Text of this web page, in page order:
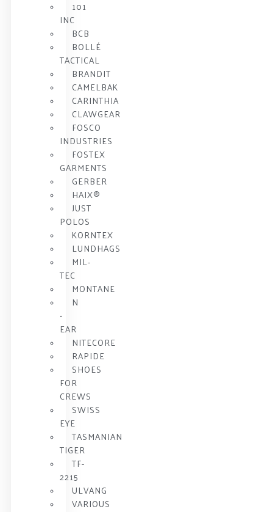
101
INC
BCB
BOLLÉ
TACTICAL
BRANDIT
CAMELBAK
CARINTHIA
CLAWGEAR
FOSCO
INDUSTRIES
FOSTEX
GARMENTS
GERBER
HAIX®
JUST
POLOS
KORNTEX
LUNDHAGS
MIL-
TEC
MONTANE
N
•
EAR
NITECORE
RAPIDE
SHOES
FOR
CREWS
SWISS
EYE
TASMANIAN
TIGER
TF-
2215
ULVANG
VARIOUS